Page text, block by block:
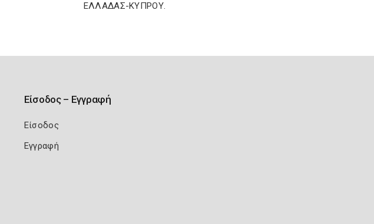
ΕΛΛΑΔΑΣ-ΚΥΠΡΟΥ.
Είσοδος – Εγγραφή
Είσοδος
Εγγραφή